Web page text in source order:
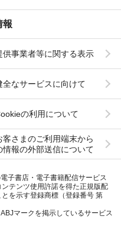
報
供事業者等に関する表示
全なサービスに向けて
の利用について
客さまのご利用端末から
情報の外部送信について
子書店・電子書籍配信サービス
テンツ使用許諾を得た正規版配
を示す登録商標（登録番号 第
マークを掲示しているサービス